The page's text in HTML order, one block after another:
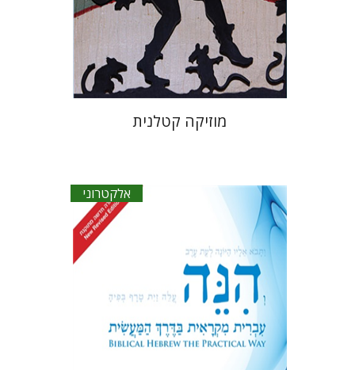
הנחת אתר ספר אלקטרוני
$23
מוזיקה קטלנית
אלקטרוני
רחל חלבה